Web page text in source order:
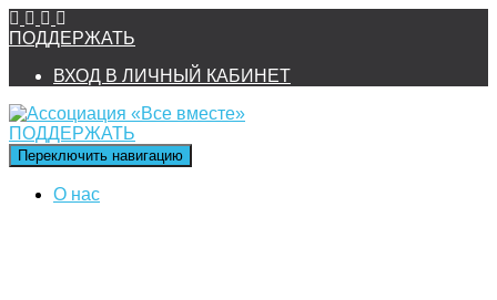
ПОДДЕРЖАТЬ
ВХОД В ЛИЧНЫЙ КАБИНЕТ
ПОДДЕРЖАТЬ
Переключить навигацию
О нас